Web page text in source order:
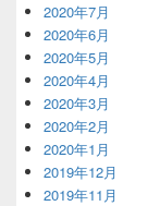
2020年7月
2020年6月
2020年5月
2020年4月
2020年3月
2020年2月
2020年1月
2019年12月
2019年11月